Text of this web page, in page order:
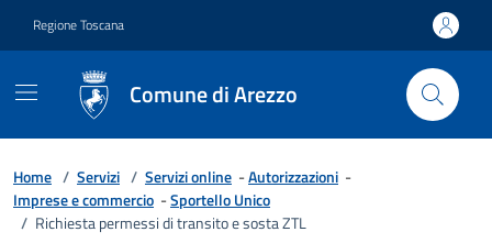
Regione Toscana
Comune di Arezzo
Home / Servizi / Servizi online -Autorizzazioni -
Imprese e commercio -Sportello Unico
/ Richiesta permessi di transito e sosta ZTL